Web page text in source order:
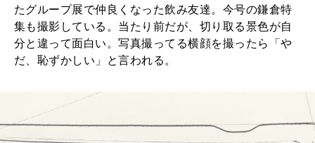
たグループ展で仲良くなった飲み友達。今号の鎌倉特
集も撮影している。当たり前だが、切り取る景色が自
分と違って面白い。写真撮ってる横顔を撮ったら「や
だ、恥ずかしい」と言われる。